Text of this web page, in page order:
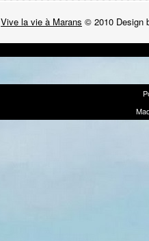
Vive la vie à Marans © 2010 Design